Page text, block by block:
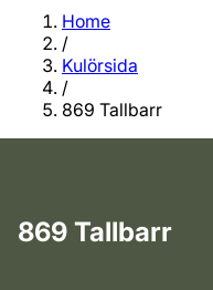
Home
/
Kulörsida
/
869 Tallbarr
869 Tallbarr